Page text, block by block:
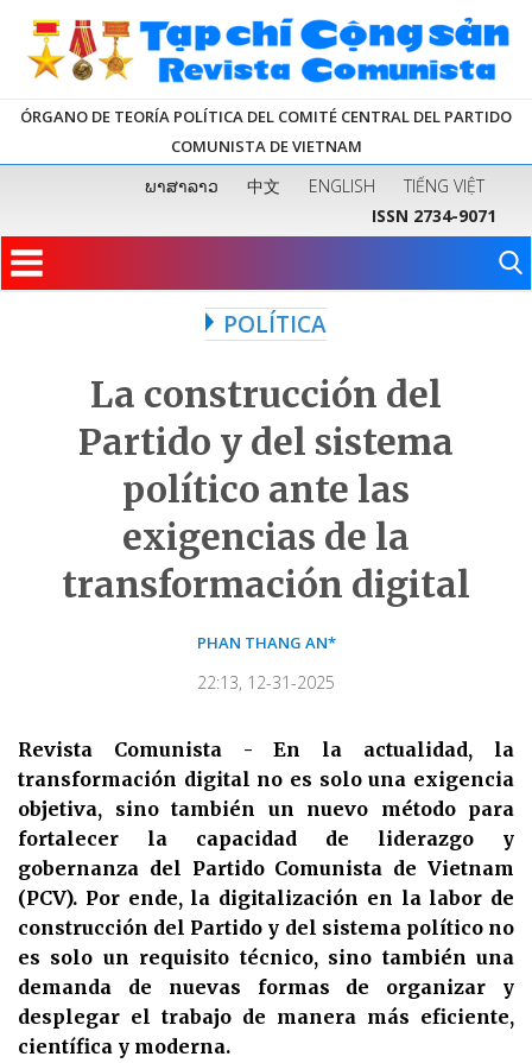
ÓRGANO DE TEORÍA POLÍTICA DEL COMITÉ CENTRAL DEL PARTIDO
COMUNISTA DE VIETNAM
ພາສາລາວ 中文 ENGLISH
TIẾNG VIỆT
ISSN 2734-9071
POLÍTICA
La construcción del
Partido y del sistema
político ante las
exigencias de la
transformación digital
PHAN THANG AN*
22:13, 12-31-2025
Revista Comunista - En la actualidad, la
transformación digital no es solo una exigencia
objetiva, sino también un nuevo método para
fortalecer la capacidad de liderazgo y
gobernanza del Partido Comunista de Vietnam
(PCV). Por ende, la digitalización en la labor de
construcción del Partido y del sistema político no
es solo un requisito técnico, sino también una
demanda de nuevas formas de organizar y
desplegar el trabajo de manera más eficiente,
científica y moderna.